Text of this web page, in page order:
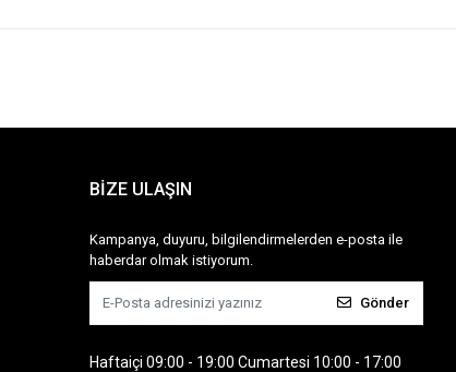
BİZE ULAŞIN
Kampanya, duyuru, bilgilendirmelerden e-posta ile
haberdar olmak istiyorum.
Gönder
Haftaiçi 09:00 - 19:00 Cumartesi 10:00 - 17:00